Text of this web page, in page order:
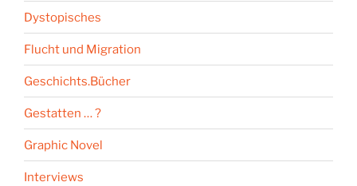
Dystopisches
Flucht und Migration
Geschichts.Bücher
Gestatten … ?
Graphic Novel
Interviews